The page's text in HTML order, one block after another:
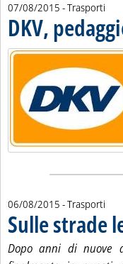
07/08/2015 - Trasporti
DKV,
06/08/2015 - Trasporti
Sulle strade
Dopo anni di nuove